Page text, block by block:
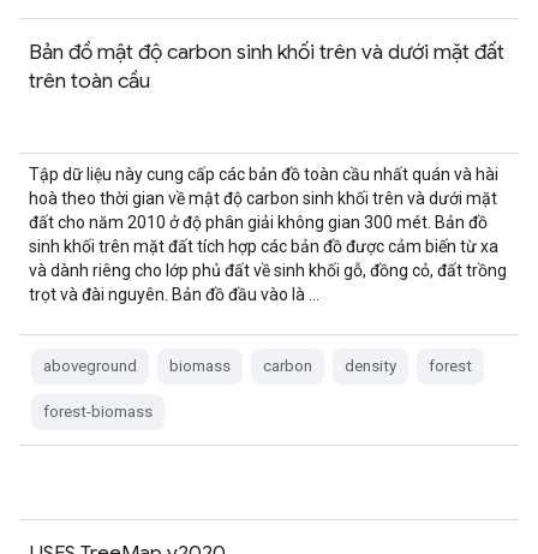
Bản đồ mật độ carbon sinh khối trên và dưới mặt đất
trên toàn cầu
Tập dữ liệu này cung cấp các bản đồ toàn cầu nhất quán và hài
hoà theo thời gian về mật độ carbon sinh khối trên và dưới mặt
đất cho năm 2010 ở độ phân giải không gian 300 mét. Bản đồ
sinh khối trên mặt đất tích hợp các bản đồ được cảm biến từ xa
và dành riêng cho lớp phủ đất về sinh khối gỗ, đồng cỏ, đất trồng
trọt và đài nguyên. Bản đồ đầu vào là …
aboveground biomass carbon density forest
forest-biomass